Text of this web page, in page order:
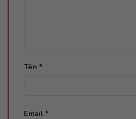
Tên *
Email *